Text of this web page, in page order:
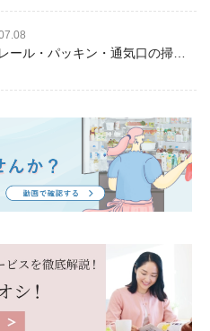
ール・パッキン・通気口の掃除